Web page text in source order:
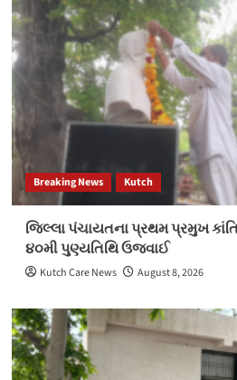
Breaking News Kutch
જિલ્લા પંચાયતના પ્રથમ પ્રમુખ
૪૦મી પુણ્યતિથિ ઉજવાઈ
Kutch Care News August 8, 2026